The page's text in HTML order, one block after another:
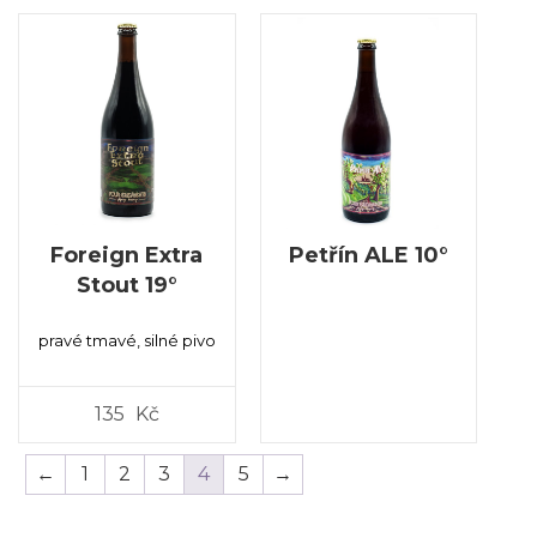
Foreign Extra
Stout 19°
pravé tmavé, silné pivo
135 Kč
Petřín ALE 10°
← 1 2 3 4 5 →